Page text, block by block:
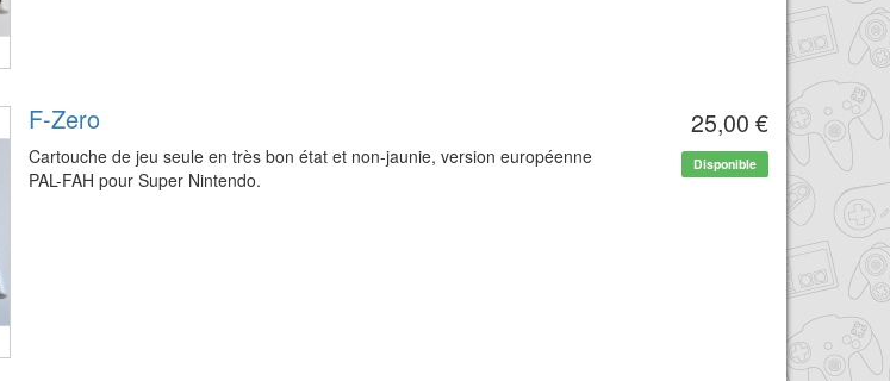
F-Zero
Cartouche de jeu seule en très bon état et non-jaunie, version européenne
PAL-FAH pour Super Nintendo.
25,00 €
Disponible